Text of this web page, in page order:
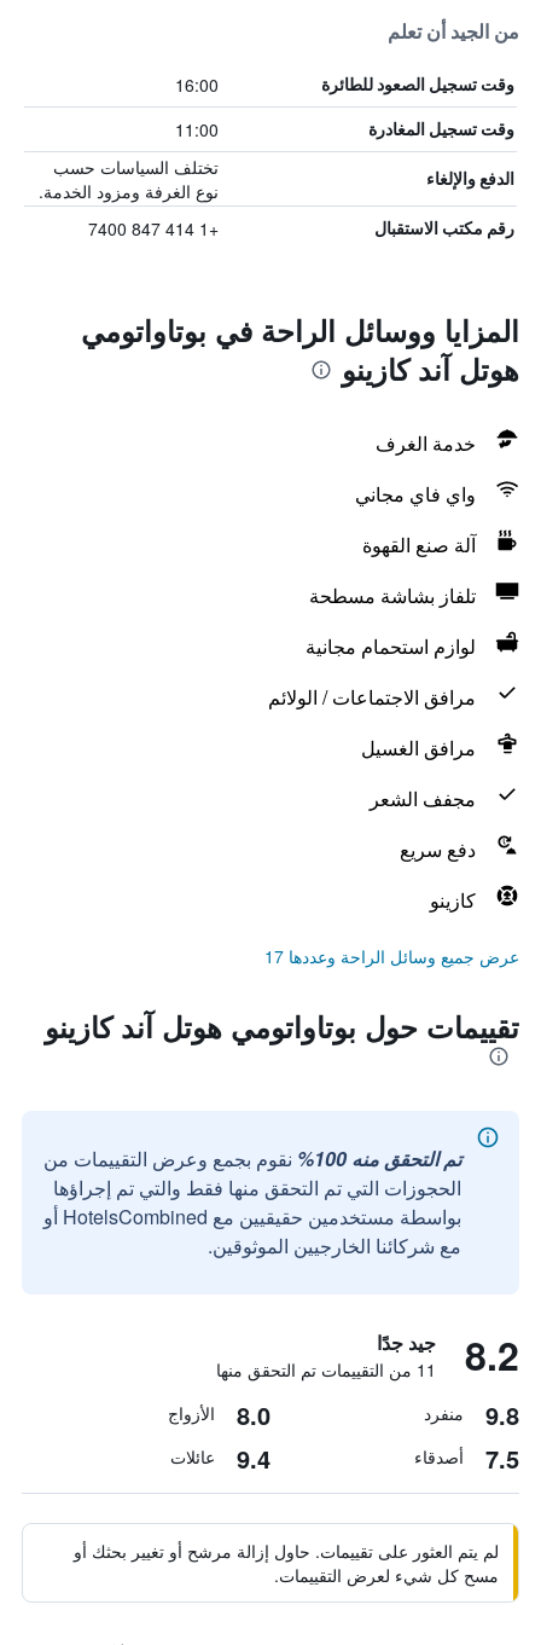
من الجيد أن تعلم
وقت تسجيل الصعود للطائرة 16:00
وقت تسجيل المغادرة 11:00
الدفع والإلغاء
تختلف السياسات حسب
نوع الغرفة ومزود الخدمة.
رقم مكتب الاستقبال +1 414 847 7400
المزايا ووسائل الراحة في بوتاواتومي
هوتل آند كازينو
خدمة الغرف
واي فاي مجاني
آلة صنع القهوة
تلفاز بشاشة مسطحة
لوازم استحمام مجانية
مرافق الاجتماعات / الولائم
مرافق الغسيل
مجفف الشعر
دفع سريع
كازينو
عرض جميع وسائل الراحة وعددها 17
تقييمات حول بوتاواتومي هوتل آند كازينو
تم التحقق منه 100%
نقوم بجمع وعرض التقييمات من
الحجوزات التي تم التحقق منها فقط والتي تم إجراؤها
بواسطة مستخدمين حقيقيين مع HotelsCombined أو
مع شركائنا الخارجيين الموثوقين.
8.2 جيد جدًا
11 من التقييمات تم التحقق منها
9.8 منفرد 8.0 الأزواج
7.5 أصدقاء 9.4 عائلات
لم يتم العثور على تقييمات. حاول إزالة مرشح أو تغيير بحثك أو
مسح كل شيء لعرض التقييمات.